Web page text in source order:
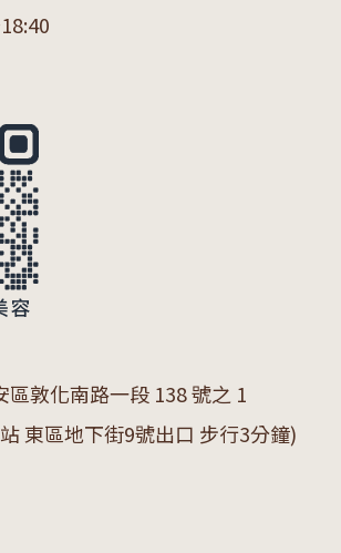
區敦化南路一段 138 號之 1
東區地下街9號出口 步行3分鐘)